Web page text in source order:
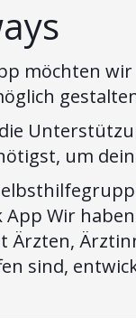
möchten
um
App Wir
Ärzten,
sind,